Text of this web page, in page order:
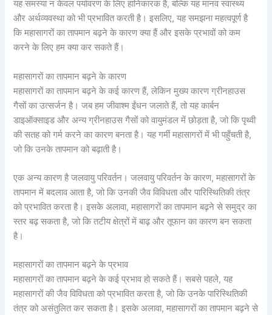
यह समस्या न केवल पर्यावरण के लिए हानिकारक है, बल्कि यह मानव स्वास्थ्य
और अर्थव्यवस्था को भी प्रभावित करती है। इसलिए, यह समझना महत्वपूर्ण है
कि महासागरों का तापमान बढ़ने के कारण क्या हैं और इसके प्रभावों को कम
करने के लिए हम क्या कर सकते हैं।
महासागरों का तापमान बढ़ने के कारण
महासागरों का तापमान बढ़ने के कई कारण हैं, लेकिन मुख्य कारण ग्रीनहाउस
गैसों का उत्सर्जन है। जब हम जीवाश्म ईंधन जलाते हैं, तो यह कार्बन
डाइऑक्साइड और अन्य ग्रीनहाउस गैसों को वायुमंडल में छोड़ता है, जो कि पृथ्वी
की सतह को गर्म करने का कारण बनता है। यह गर्मी महासागरों में भी पहुँचती है,
जो कि उनके तापमान को बढ़ाती है।
एक अन्य कारण है जलवायु परिवर्तन। जलवायु परिवर्तन के कारण, महासागरों के
तापमान में बदलाव आता है, जो कि उनकी जैव विविधता और पारिस्थितिकी तंत्र
को प्रभावित करता है। इसके अलावा, महासागरों का तापमान बढ़ने से समुद्र का
स्तर बढ़ सकता है, जो कि तटीय क्षेत्रों में बाढ़ और तूफान का कारण बन सकता
है।
महासागरों का तापमान बढ़ने के प्रभाव
महासागरों का तापमान बढ़ने के कई प्रभाव हो सकते हैं। सबसे पहले, यह
महासागरों की जैव विविधता को प्रभावित करता है, जो कि उनके पारिस्थितिकी
तंत्र को असंतुलित कर सकता है। इसके अलावा, महासागरों का तापमान बढ़ने से